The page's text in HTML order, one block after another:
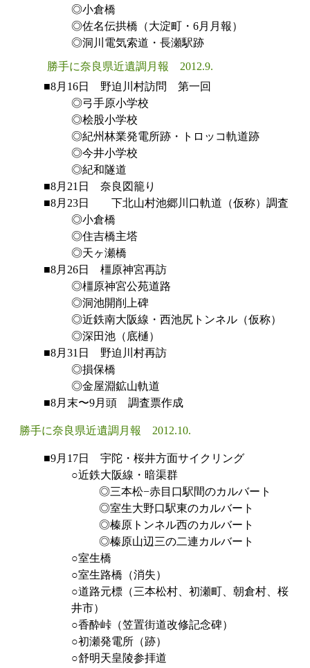
◎小倉橋
◎佐名伝拱橋（大淀町・6月月報）
◎洞川電気索道・長瀬駅跡
勝手に奈良県近遺調月報 2012.9.
■8月16日 野迫川村訪問 第一回
◎弓手原小学校
◎桧股小学校
◎紀州林業発電所跡・トロッコ軌道跡
◎今井小学校
◎紀和隧道
■8月21日 奈良図籠り
■8月23日 下北山村池郷川口軌道（仮称）調査
◎小倉橋
◎住吉橋主塔
◎天ヶ瀬橋
■8月26日 橿原神宮再訪
◎橿原神宮公苑道路
◎洞池開削上碑
◎近鉄南大阪線・西池尻トンネル（仮称）
◎深田池（底樋）
■8月31日 野迫川村再訪
◎損保橋
◎金屋淵鉱山軌道
■8月末〜9月頭 調査票作成
勝手に奈良県近遺調月報 2012.10.
■9月17日 宇陀・桜井方面サイクリング
○近鉄大阪線・暗渠群
◎三本松−赤目口駅間のカルバート
◎室生大野口駅東のカルバート
◎榛原トンネル西のカルバート
◎榛原山辺三の二連カルバート
○室生橋
○室生路橋（消失）
○道路元標（三本松村、初瀬町、朝倉村、桜
井市）
○香酔峠（笠置街道改修記念碑）
○初瀬発電所（跡）
○舒明天皇陵参拝道